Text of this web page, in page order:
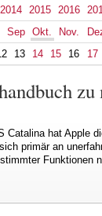
2014 2015 2016
Sep Okt. Nov.
13 14 15 16 17
zu
Catalina hat Apple
primär an
Funktionen